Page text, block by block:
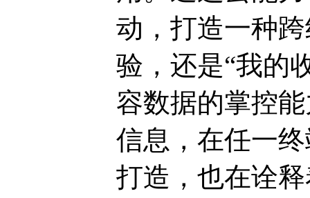
动，打造一种
验，还是“我的
容数据的掌控
信息，在任一
打造，也在诠